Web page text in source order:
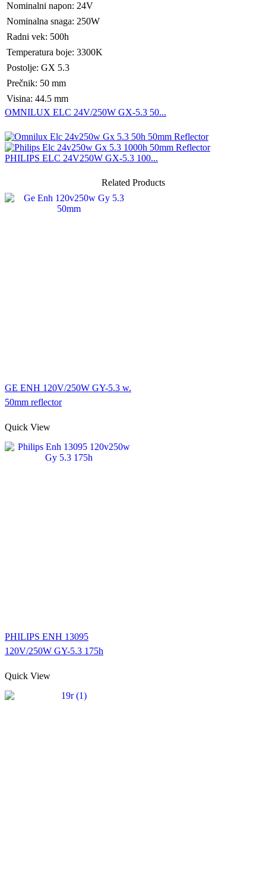
Nominalni napon: 24V
Nominalna snaga: 250W
Radni vek: 500h
Temperatura boje: 3300K
Postolje: GX 5.3
Prečnik: 50 mm
Visina: 44.5 mm
OMNILUX ELC 24V/250W GX-5.3 50...
PHILIPS ELC 24V250W GX-5.3 100...
Related Products
GE ENH 120V/250W GY-5.3 w.
50mm reflector
Quick View
PHILIPS ENH 13095
120V/250W GY-5.3 175h
Quick View